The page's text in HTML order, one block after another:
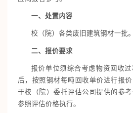
一、处置内容
校（院）各类废旧建筑钢材一批。
二、报价要求
报价单位须综合考虑物资回收
后，按照钢材每吨回收单价进行报
于校（院）委托评估公司提供的参
参照评估价格执行。